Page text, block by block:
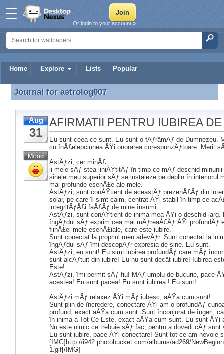
Home Explore Lists Popular
Or login to your account »
Journal for astrolog007
Journal for astrolog007
Aug
31
AFIRMATII PENTRU IUBIREA
Eu sunt ceea ce sunt. Eu sunt o fÄƒrâmÄƒ de Dumnezeu.
cu înÅ£elepciunea ÅŸi onorarea corespunzÄƒtoare. Merit
AstÄƒzi, cer minÅ£
ii mele sÄƒ stea liniÅŸtitÄƒ în timp ce mÄƒ deschid
sinele meu superior sÄƒ se instaleze pe deplin în interiorul
mai profunde esenÅ£e ale mele.
AstÄƒzi, sunt conÅŸtient de aceastÄƒ prezenÅ£Äƒ din
solar, pe care îl simt calm, centrat ÅŸi stabil în timp ce
integritÄƒÅ£i faÅ£Äƒ de mine însumi.
AstÄƒzi, sunt conÅŸtient de inima mea ÅŸi o deschid
îngÄƒdui sÄƒ exprim cea mai mÄƒreaÅ£Äƒ ÅŸi profundÄƒ
fiinÅ£ei mele esenÅ£iale, care este iubire.
Sunt conectat la propriul meu adevÄƒr. Sunt conectat la
îngÄƒdui sÄƒ îmi descopÄƒr expresia de sine. Eu sunt.
AstÄƒzi, eu sunt! Eu simt iubirea profundÄƒ care mÄƒ
sunt alcÄƒtuit din iubire! Eu nu sunt decât iubire! Iubirea
Este!
AstÄƒzi, îmi permit sÄƒ fiu! MÄƒ umplu de bucurie, pace
acestea! Eu sunt pacea! Eu sunt iubirea ! Eu sunt!
AstÄƒzi mÄƒ relaxez ÅŸi mÄƒ iubesc, aÅŸa cum sunt!
Sunt plin de încredere, conectare ÅŸi am o profundÄƒ
profund, exact aÅŸa cum sunt. Sunt înconjurat de îngeri,
în inima a Tot Ce Este, exact aÅŸa cum sunt. Eu sunt ÅŸi
Nu este nimic ce trebuie sÄƒ fac, pentru a dovedi cÄƒ sunt
Eu sunt iubire, pace ÅŸi conectare! Sunt tot ce am nevoie
[IMG]http://i942.photobucket.com/albums/ad269/
1.gif[/IMG]